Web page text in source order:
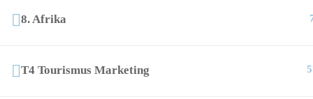
8. Afrika
T4 Tourismus Marketing